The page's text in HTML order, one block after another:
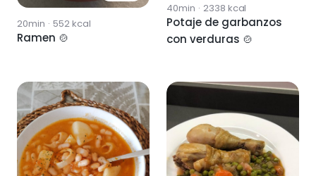
20min · 552kcal
Ramen 🍲
40min · 2338 kcal
Potaje de garbanzos
con verduras 🍲